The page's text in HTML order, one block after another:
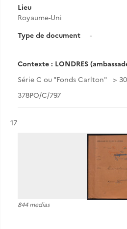
Lieu
Royaume-Uni
Type de document
-
Contexte : LONDRES
Série C ou "Fonds Carlton"
378PO/C/797
Résultat n°
17
844 medias